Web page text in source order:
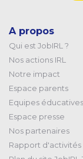
A propos
Qui est JobIRL ?
Nos actions IRL
Notre impact
Espace parents
Equipes éducatives
Espace presse
Nos partenaires
Rapport d'activités